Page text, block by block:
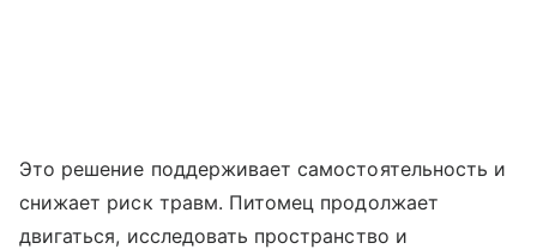
Это решение поддерживает самостоятельность и
снижает риск травм. Питомец продолжает
двигаться, исследовать пространство и